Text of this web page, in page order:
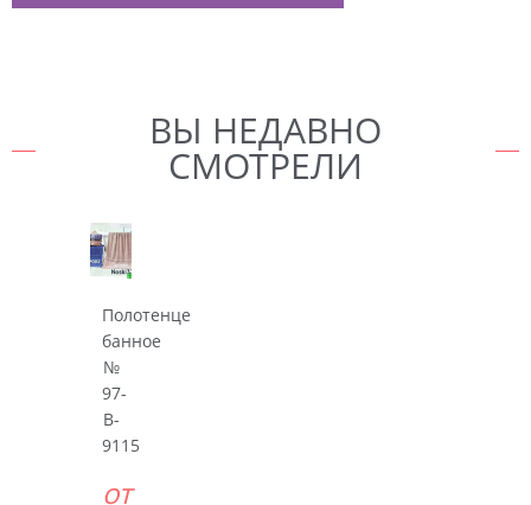
ВЫ НЕДАВНО
СМОТРЕЛИ
Полотенце
банное
№
97-
B-
9115
от